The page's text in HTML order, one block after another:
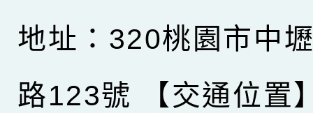
地址：320桃園市中
路123號
【交通位置